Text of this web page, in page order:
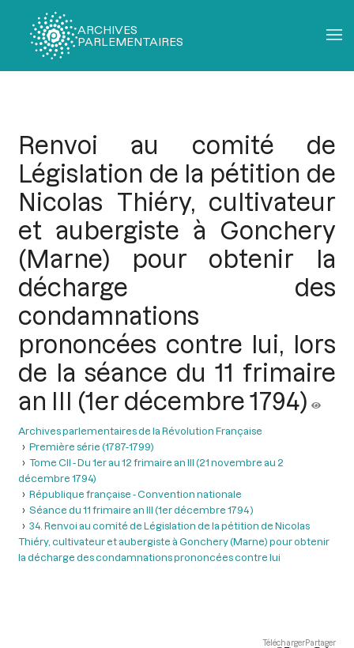
ARCHIVES
PARLEMENTAIRES
Renvoi au comité de
Législation de la pétition de
Nicolas Thiéry, cultivateur
et aubergiste à Gonchery
(Marne) pour obtenir la
décharge des
condamnations
prononcées contre lui, lors
de la séance du 11 frimaire
an III (1er décembre 1794)
Archives parlementaires de la Révolution Française
Première série (1787-1799)
Tome CII - Du 1er au 12 frimaire an III (21 novembre au 2
décembre 1794)
République française - Convention nationale
Séance du 11 frimaire an III (1er décembre 1794 )
34. Renvoi au comité de Législation de la pétition de Nicolas
Thiéry, cultivateur et aubergiste à Gonchery (Marne) pour obtenir
la décharge des condamnations prononcées contre lui
TéléchargerPartager